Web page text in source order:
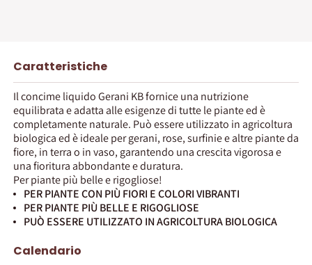
Caratteristiche
Il concime liquido Gerani KB fornice una nutrizione
equilibrata e adatta alle esigenze di tutte le piante ed è
completamente naturale. Può essere utilizzato in agricoltura
biologica ed è ideale per gerani, rose, surfinie e altre piante da
fiore, in terra o in vaso, garantendo una crescita vigorosa e
una fioritura abbondante e duratura.
Per piante più belle e rigogliose!
PER PIANTE CON PIÙ FIORI E COLORI VIBRANTI
PER PIANTE PIÙ BELLE E RIGOGLIOSE
PUÒ ESSERE UTILIZZATO IN AGRICOLTURA BIOLOGICA
Calendario